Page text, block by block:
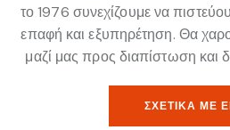
το 1976 συνεχίζουμε να
επαφή και εξυπηρέτηση. Θα
μαζί μας προς διαπίστωση και
ΣΧΕΤΙΚΆ ΜΕ